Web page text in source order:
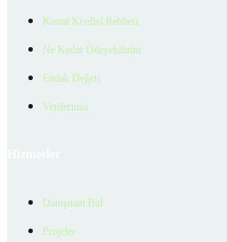
Konut Kredisi Rehberi
Ne Kadar Ödeyebilirim
Emlak Değeri
Verilerimiz
Danışman Bul
Projeler